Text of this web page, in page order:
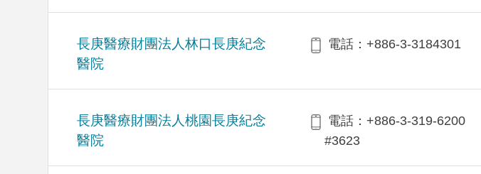
長庚醫療財團法人林口長庚紀念
醫院
電話：+886-3-3184301
長庚醫療財團法人桃園長庚紀念
醫院
電話：+886-3-319-6200
#3623